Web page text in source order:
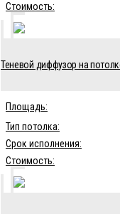
Стоимость:
Теневой диффузор на
Площадь:
Тип потолка:
Срок исполнения:
Стоимость: